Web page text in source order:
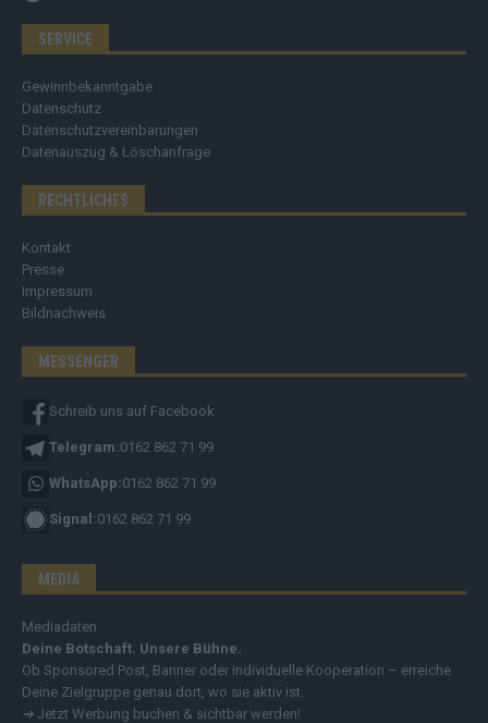
SERVICE
Gewinnbekanntgabe
Datenschutz
Datenschutzvereinbarungen
Datenauszug & Löschanfrage
RECHTLICHES
Kontakt
Presse
Impressum
Bildnachweis
MESSENGER
Schreib uns auf Facebook
Telegram:0162 862 71 99
WhatsApp:0162 862 71 99
Signal:0162 862 71 99
MEDIA
Mediadaten
Deine Botschaft. Unsere Bühne.
Ob Sponsored Post, Banner oder individuelle Kooperation – erreiche
Deine Zielgruppe genau dort, wo sie aktiv ist.
➔ Jetzt Werbung buchen & sichtbar werden!